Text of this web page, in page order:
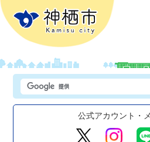
公式アカウント・